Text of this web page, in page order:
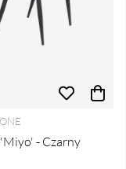
'Miyo' - Czarny